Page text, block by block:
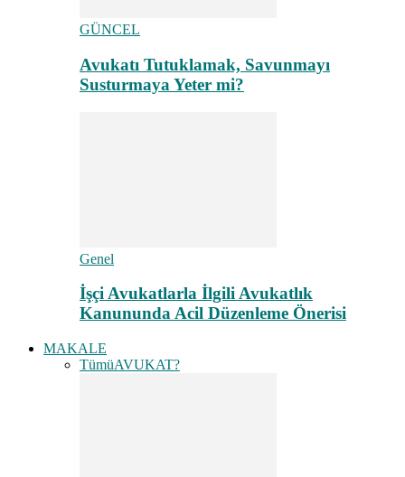
GÜNCEL
Avukatı Tutuklamak, Savunmayı
Susturmaya Yeter mi?
Genel
İşçi Avukatlarla İlgili Avukatlık
Kanununda Acil Düzenleme Önerisi
MAKALE
TümüAVUKAT?